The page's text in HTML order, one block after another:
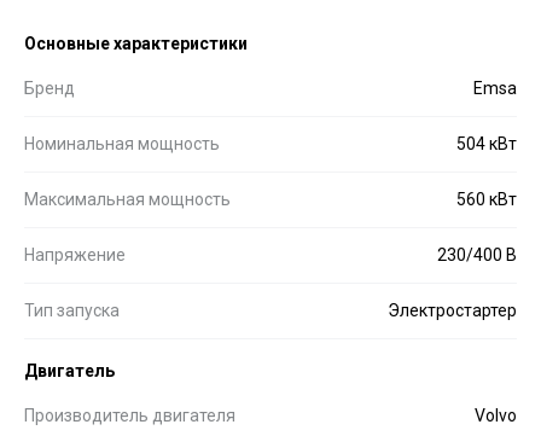
Основные характеристики
Бренд Emsa
Номинальная мощность 504 кВт
Максимальная мощность 560 кВт
Напряжение 230/400 В
Тип запуска Электростартер
Двигатель
Производитель двигателя Volvo